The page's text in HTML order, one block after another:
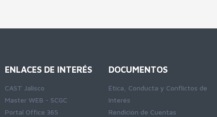
ENLACES DE INTERÉS
CAST Jalisco
Master WEB - SCGC
Portal Office 365
DOCUMENTOS
Ética, Conducta y Conflictos de
Interés
Rendición de Cuentas